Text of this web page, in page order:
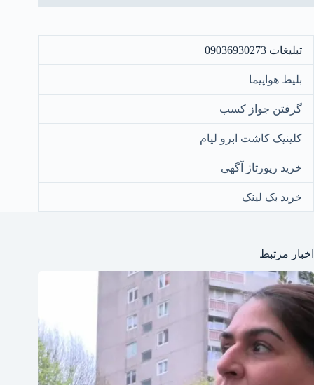
تبلیغات 09036930273
بلیط هواپیما
گرفتن جواز کسب
کلینیک کاشت ابرو لیام
خرید رپورتاژ آگهی
خرید بک لینک
اخبار مرتبط